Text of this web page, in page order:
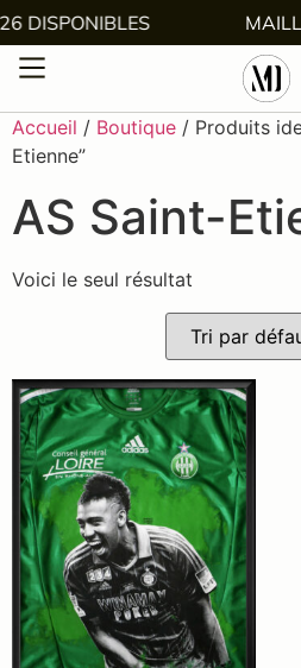
DISPONIBLES
Accueil / Boutique / Produits
Etienne”
AS Saint-
Voici le seul résultat